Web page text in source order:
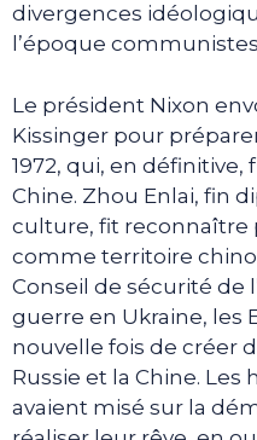
divergences
l’époque
Le président Nixon
Kissinger pour
1972, qui, en
Chine. Zhou Enlai, fin
culture, fit reconnaître
comme territoire
Conseil de sécurité de
guerre en Ukraine, les
nouvelle fois de créer
Russie et la Chine.
avaient misé sur la